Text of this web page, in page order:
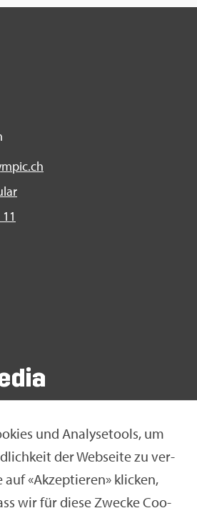
und Ana­ly­se­tools, um
der Web­sei­te zu ver­
auf «Ak­zep­tie­ren» kli­cken,
wir für diese Zwe­cke Coo­